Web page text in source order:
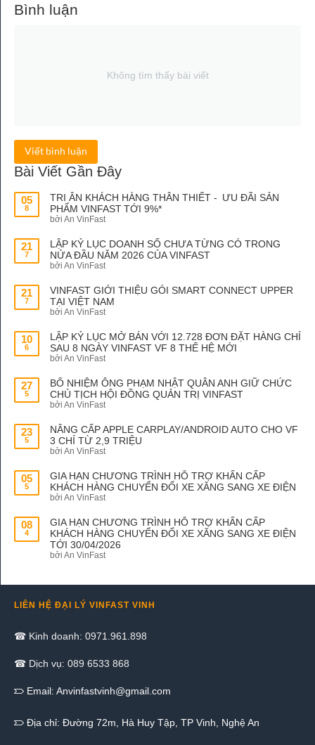
Bình luận
Không tìm thấy bài viết
Viết bình luận
Bài Viết Gần Đây
05
8
TRI ÂN KHÁCH HÀNG THÂN THIẾT - ƯU ĐÃI SẢN
PHẨM VINFAST TỚI 9%*
bởi An VinFast
21
7
LẬP KỶ LỤC DOANH SỐ CHƯA TỪNG CÓ TRONG
NỬA ĐẦU NĂM 2026 CỦA VINFAST
bởi An VinFast
21
7
VINFAST GIỚI THIỆU GÓI SMART CONNECT UPPER
TẠI VIỆT NAM
bởi An VinFast
10
6
LẬP KỶ LỤC MỞ BÁN VỚI 12.728 ĐƠN ĐẶT HÀNG CHỈ
SAU 8 NGÀY VINFAST VF 8 THẾ HỆ MỚI
bởi An VinFast
27
5
BỔ NHIỆM ÔNG PHẠM NHẬT QUÂN ANH GIỮ CHỨC
CHỦ TỊCH HỘI ĐỒNG QUẢN TRỊ VINFAST
bởi An VinFast
23
5
NÂNG CẤP APPLE CARPLAY/ANDROID AUTO CHO VF
3 CHỈ TỪ 2,9 TRIỆU
bởi An VinFast
05
5
GIA HẠN CHƯƠNG TRÌNH HỖ TRỢ KHẨN CẤP
KHÁCH HÀNG CHUYỂN ĐỔI XE XĂNG SANG XE ĐIỆN
bởi An VinFast
08
4
GIA HẠN CHƯƠNG TRÌNH HỖ TRỢ KHẨN CẤP
KHÁCH HÀNG CHUYỂN ĐỔI XE XĂNG SANG XE ĐIỆN
TỚI 30/04/2026
bởi An VinFast
LIÊN HỆ ĐẠI LÝ VINFAST VINH
☎ Kinh doanh: 0971.961.898
☎ Dịch vụ: 089 6533 868
Email: Anvinfastvinh@gmail.com
Địa chỉ: Đường 72m, Hà Huy Tập, TP Vinh, Nghệ An